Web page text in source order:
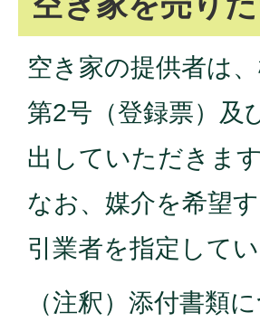
空き家の提供者は
第2号（登録票）及
出していただきます
なお、媒介を希望
引業者を指定して
（注釈）添付書類